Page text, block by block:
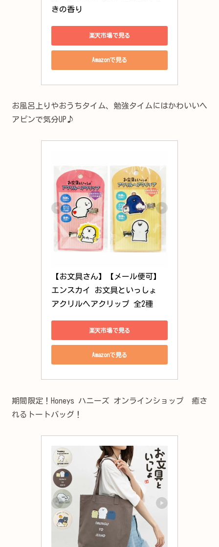
きの香り
楽天市場で見る
Amazonで見る
お風呂上りやおうちタイム、勉強タイムにはかわいいヘ
アピンで気分UP♪
【お文具さん】【メール便可】
エンスカイ お文具といっしょ
アクリルヘアクリップ 全2種
楽天市場で見る
Amazonで見る
期間限定！Honeys ハニーズ オンラインショップ 癒さ
れるトートバッグ！